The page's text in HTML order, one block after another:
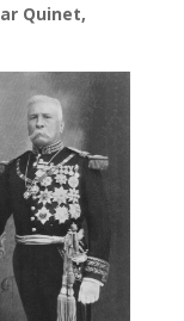
Quinet,